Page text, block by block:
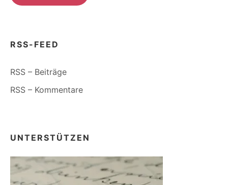
RSS-FEED
RSS – Beiträge
RSS – Kommentare
UNTERSTÜTZEN